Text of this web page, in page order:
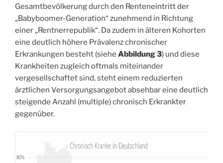
Gesamtbevölkerung durch den Renteneintritt der
„Babyboomer-Generation“ zunehmend in Richtung
einer „Rentnerrepublik“. Da zudem in älteren Kohorten
eine deutlich höhere Prävalenz chronischer
Erkrankungen besteht (siehe Abbildung 3) und diese
Krankheiten zugleich oftmals miteinander
vergesellschaftet sind, steht einem reduzierten
ärztlichen Versorgungsangebot absehbar eine deutlich
steigende Anzahl (multiple) chronisch Erkrankter
gegenüber.